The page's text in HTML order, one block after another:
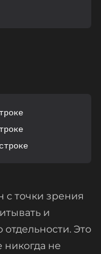
с точки зрения
и
Это
никогда не